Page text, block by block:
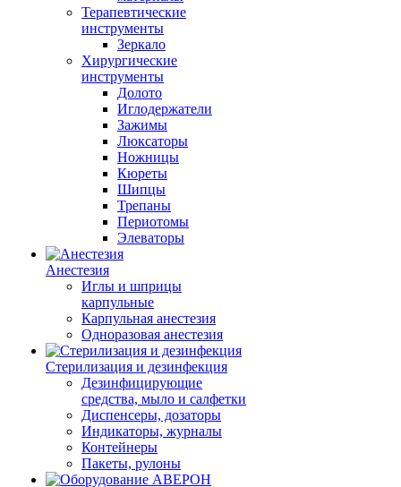
Терапевтические
инструменты
Зеркало
Хирургические
инструменты
Долото
Иглодержатели
Зажимы
Люксаторы
Ножницы
Кюреты
Шипцы
Трепаны
Периотомы
Элеваторы
Анестезия
Иглы и шприцы
карпульные
Карпульная анестезия
Одноразовая анестезия
Стерилизация и дезинфекция
Дезинфицирующие
средства, мыло и салфетки
Диспенсеры, дозаторы
Индикаторы, журналы
Контейнеры
Пакеты, рулоны